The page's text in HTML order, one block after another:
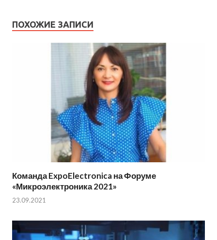
ПОХОЖИЕ ЗАПИСИ
Команда ExpoElectronica на Форуме
«Микроэлектроника 2021»
23.09.2021